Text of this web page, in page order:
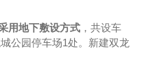
用地下敷设方式 ，共设车
公园停车场1处。新建双龙